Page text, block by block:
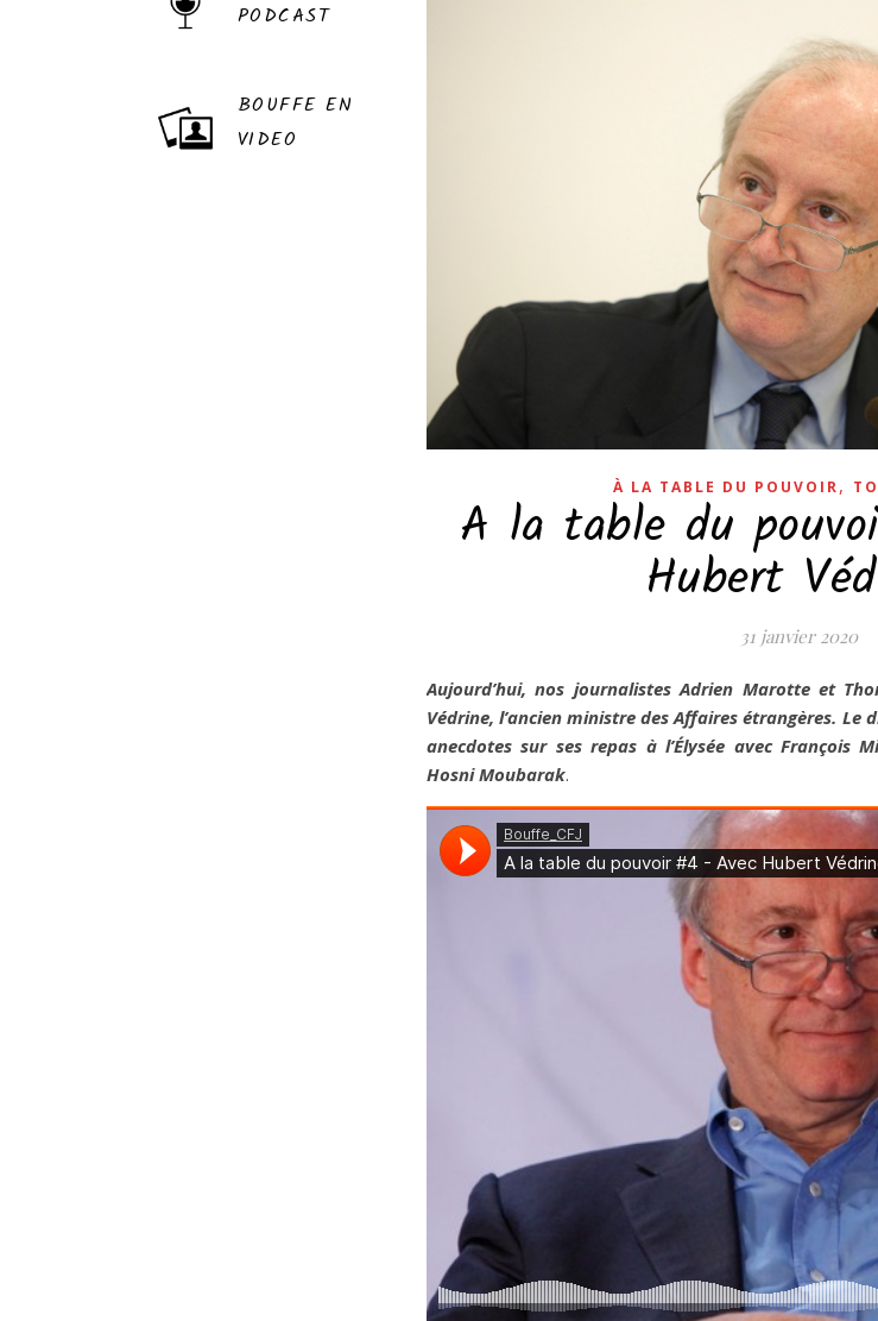
PODCAST
BOUFFE EN
VIDEO
À LA TABLE DU POUVOIR,
A la table du
Hubert
31 janvier 2020
Aujourd’hui, nos journalistes Adrien Marotte et
Védrine, l’ancien ministre des Affaires étrangères. Le
anecdotes sur ses repas à l’Élysée avec François
Hosni Moubarak.